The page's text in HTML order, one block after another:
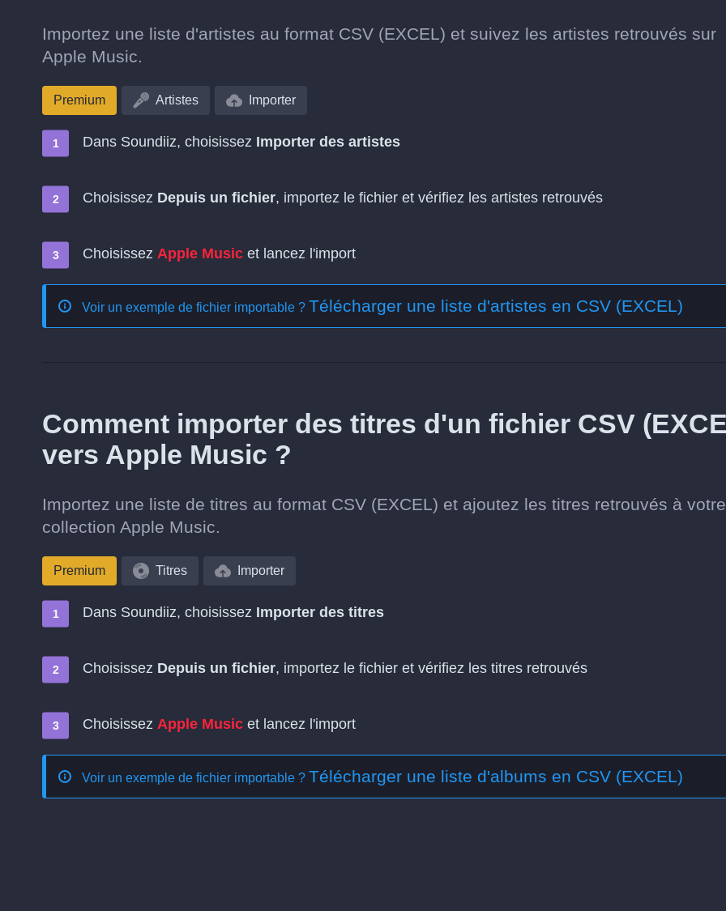
Importez une liste d'artistes au format CSV (EXCEL) et suivez les artistes retrouvés sur
Apple Music.
Premium Artistes Importer
Dans Soundiiz, choisissez Importer des artistes
Choisissez Depuis un fichier, importez le fichier et vérifiez les artistes retrouvés
Choisissez Apple Music et lancez l'import
Voir un exemple de fichier importable ? Télécharger une liste d'artistes en CSV (EXCEL)
Comment importer des titres d'un fichier CSV
vers Apple Music ?
Importez une liste de titres au format CSV (EXCEL) et ajoutez les titres retrouvés à votre
collection Apple Music.
Premium Titres Importer
Dans Soundiiz, choisissez Importer des titres
Choisissez Depuis un fichier, importez le fichier et vérifiez les titres retrouvés
Choisissez Apple Music et lancez l'import
Voir un exemple de fichier importable ? Télécharger une liste d'albums en CSV (EXCEL)